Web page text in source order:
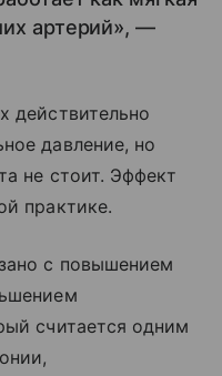
артерий», —
действительно
давление, но
не стоит. Эффект
практике.
с повышением
считается одним